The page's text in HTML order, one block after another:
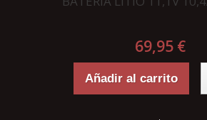
69,95 €
Añadir al carrito